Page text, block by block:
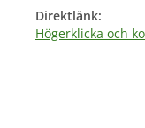
Direktlänk:
Högerklicka och